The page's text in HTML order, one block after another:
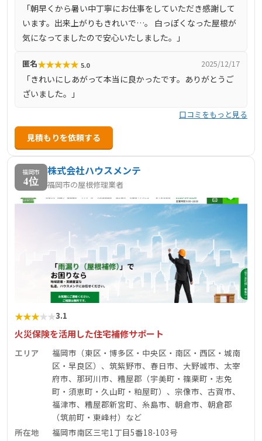
「朝早くから暑い中丁寧にお仕事をしていただき感謝して
います。出来上がりもきれいで…。 白っぽくなった屋根が
気になってましたので安心いたしました。」
匿名★★★★★ 5.0 2025/12/17
「きれいにしあがって本当に良かったです。ありがとうご
ざいました。」
口コミをもっと見る
見積もりを依頼する
福岡市
4位
株式会社ハウスメンテ
福岡市の屋根修理業者
★★★★★3.1
火災保険を活用した住宅補修サポート
エリア
福岡市（東区・博多区・中央区・南区・西区・城南
区・早良区）、筑紫野市、春日市、大野城市、太宰
府市、那珂川市、糟屋郡（宇美町・篠栗町・志免
町・須恵町・久山町・粕屋町）、宗像市、古賀市、
福津市、糟屋郡新宮町、糸島市、朝倉市、朝倉郡
（筑前町・東峰村）など
所在地
福岡市南区三宅1丁目5番18-103号